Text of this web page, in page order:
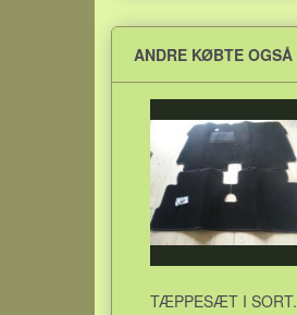
ANDRE KØBTE OGSÅ
TÆPPESÆT I SORT.